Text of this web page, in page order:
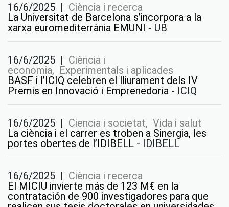
16/6/2025 | Ciència i recerca
La Universitat de Barcelona s’incorpora a la
xarxa euromediterrània EMUNI - UB
16/6/2025 | Ciència i
economia, Experimentals i aplicades
BASF i l’ICIQ celebren el lliurament dels IV
Premis en Innovació i Emprenedoria - ICIQ
16/6/2025 | Ciencia i societat, Vida i salut
La ciència i el carrer es troben a Sinergia, les
portes obertes de l’IDIBELL - IDIBELL
16/6/2025 | Ciència i recerca
El MICIU invierte más de 123 M€ en la
contratación de 900 investigadores para que